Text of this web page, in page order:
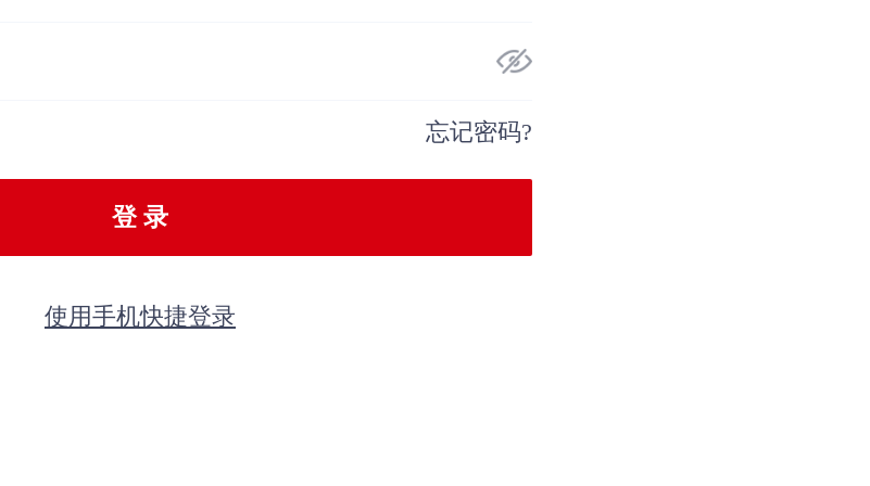
忘记密码?
登 录
使用手机快捷登录